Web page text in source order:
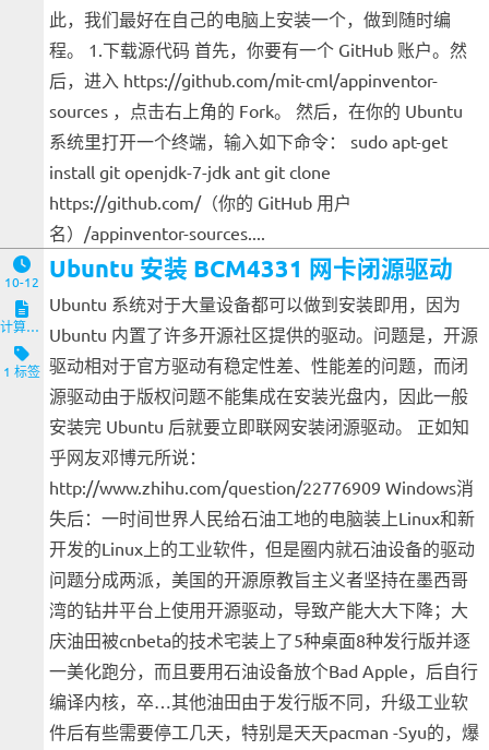
此，我们最好在自己的电脑上安装一个，做到随时编
程。 1.下载源代码 首先，你要有一个 GitHub 账户。然
后，进入 https://github.com/mit-cml/appinventor-
sources ，点击右上角的 Fork。 然后，在你的 Ubuntu
系统里打开一个终端，输入如下命令： sudo apt-get
install git openjdk-7-jdk ant git clone
https://github.com/（你的 GitHub 用户
名）/appinventor-sources....
10-12
计算机与客户端
1 标签
Ubuntu 安装 BCM4331 网卡闭源驱动
Ubuntu 系统对于大量设备都可以做到安装即用，因为
Ubuntu 内置了许多开源社区提供的驱动。问题是，开源
驱动相对于官方驱动有稳定性差、性能差的问题，而闭
源驱动由于版权问题不能集成在安装光盘内，因此一般
安装完 Ubuntu 后就要立即联网安装闭源驱动。 正如知
乎网友邓博元所说：
http://www.zhihu.com/question/22776909 Windows消
失后：一时间世界人民给石油工地的电脑装上Linux和新
开发的Linux上的工业软件，但是圈内就石油设备的驱动
问题分成两派，美国的开源原教旨主义者坚持在墨西哥
湾的钻井平台上使用开源驱动，导致产能大大下降；大
庆油田被cnbeta的技术宅装上了5种桌面8种发行版并逐
一美化跑分，而且要用石油设备放个Bad Apple，后自行
编译内核，卒…其他油田由于发行版不同，升级工业软
件后有些需要停工几天，特别是天天pacman -Syu的，爆